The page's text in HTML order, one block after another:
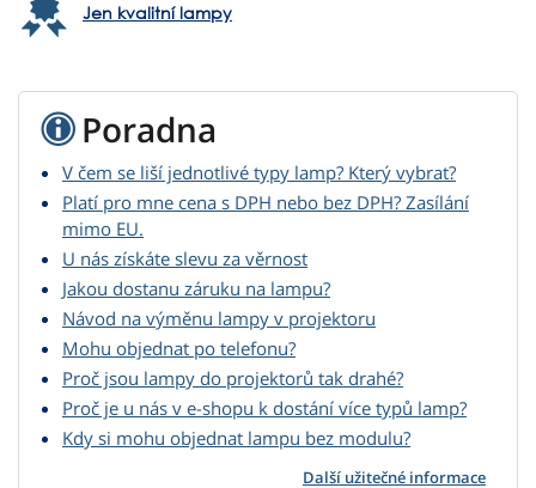
Jen kvalitní lampy
Poradna
V čem se liší jednotlivé typy lamp? Který vybrat?
Platí pro mne cena s DPH nebo bez DPH? Zasílání
mimo EU.
U nás získáte slevu za věrnost
Jakou dostanu záruku na lampu?
Návod na výměnu lampy v projektoru
Mohu objednat po telefonu?
Proč jsou lampy do projektorů tak drahé?
Proč je u nás v e-shopu k dostání více typů lamp?
Kdy si mohu objednat lampu bez modulu?
Další užitečné informace